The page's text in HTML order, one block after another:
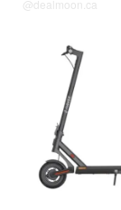
@dealmoon.ca